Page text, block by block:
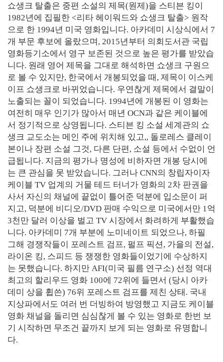
쇼생크 탈출은 중편 소설의 제목(원제)을 스티븐 킹이
1982년에 집필한 <리타 헤이워드와 쇼생크 탈출> 원작
으로 한 1994년 미국 영화입니다. 아카데미 시상식에서 7
개 부문 후보에 올랐으며, 2015년부터 의회도서관 국립
영화등기소에서 영구 보존된 것으로 높은 평가를 받았습
니다. 원래 영어 제목을 그대로 해석하면 쇼생크 구원으
로 볼 수 있지만, 한국에서 개봉되었을 때, 제목이 이스케
이프 쇼생크로 바뀌었습니다. 우연찮게 제목에서 결말이
노출되는 꼴이 되었습니다. 1994년에 개봉된 이 영화는
여전히 매우 인기가 많아서 매년 OCN과 같은 케이블에
서 정기적으로 상영됩니다. 스티븐 킹 소설 세계관의 쇼
생크 교도소는 메인 주에 위치해 있고,, 돌로레스 클레이
본이나 장편 소설 그것, 다른 단편, 소설 등에서 수없이 언
급됩니다. 지금의 평가나 명성에 비하자면 개봉 당시에
는 큰 관심을 못 받았습니다. 그러나 CNN의 창립자이자
케이블 TV 업계의 거물 테드 터너가 영화의 2차 판권을
사서 자신의 채널에 끝없이 틀어준 덕분에 입소문이 퍼
지고, 덕분에 비디오/DVD 판매 수익으로 미국에서만 1억
3천만 달러 이상을 벌고 TV 시장에서 화려하게 부활했습
니다. 아카데미 7개 부분에 노미네이트 되었으나, 하필
그해 경쟁작들이 포레스트 검프, 펄프 픽션, 가을의 전설,
라이온 킹, 스피드 등 쟁쟁한 영화들이었기에 수상하지
는 못했습니다. 하지만 AFI(미국 필름 연구소) 선정 역대
최고의 할리우드 영화 100에 72위에 들면서 (당시 아카
데미 상을 휩쓴) 76위 포레스트 검프를 제친 상태. 국내
지상파에서도 여러 번 더빙하여 방영했고 지금도 케이블
영화 채널을 돌리면 심심찮게 볼 수 있는 영화로 한번 보
기 시작하면 무조건 끝까지 보게 되는 영화로 유명합니
다.